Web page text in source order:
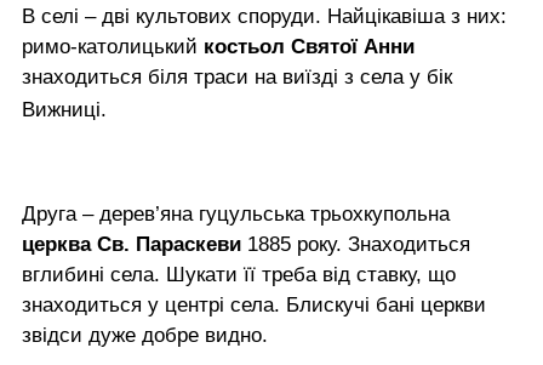
В селі – дві культових споруди. Найцікавіша з них:
римо-католицький костьол Святої Анни
знаходиться біля траси на виїзді з села у бік
Вижниці.
Друга – дерев’яна гуцульська трьохкупольна
церква Св. Параскеви 1885 року. Знаходиться
вглибині села. Шукати її треба від ставку, що
знаходиться у центрі села. Блискучі бані церкви
звідси дуже добре видно.